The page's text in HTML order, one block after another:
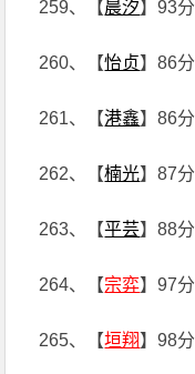
259、【晨汐】93分
260、【怡贞】86分
261、【港鑫】86分
262、【楠光】87分
263、【平芸】88分
264、【宗弈】97分
265、【垣翔】98分